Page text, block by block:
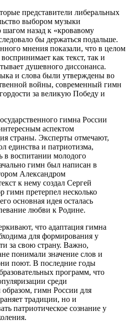
представители либеральных
выбором музыки
шагом назад к «кровавому
бы держаться подальше.
мнения показали, что в целом
как текст, так и
душевного диссонанса.
и слова были утверждены во
войны, современный гимн
за великую Победу и
гимна России
аспектом
страны. Эксперты отмечают,
единства и патриотизма,
в воспитании молодого
гимн был написан в
Александром
к нему создал Сергей
гимн претерпел несколько
основная идея осталась
любви к Родине.
что адаптация гимна
для формирования у
за свою страну. Важно,
понимали значение слов и
поют. В последние годы
программ, что
среди
гимн России для
традиции, но и
патриотическое сознание у